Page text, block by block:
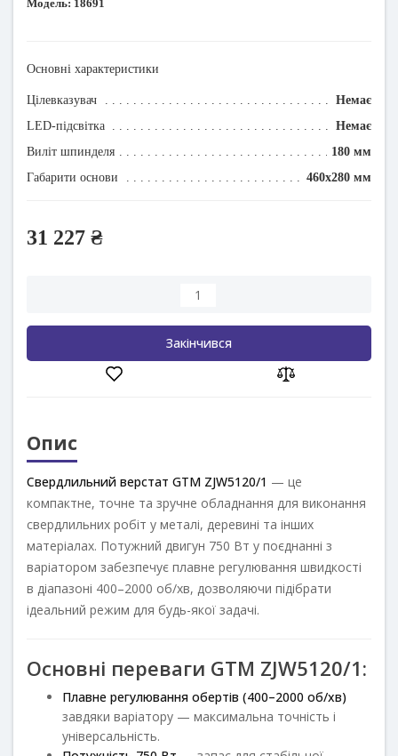
Модель: 18691
Основні характеристики
Цілевказувач
Немає
LED-підсвітка
Немає
Виліт шпинделя
180 мм
Габарити основи
460x280 мм
31 227 ₴
Закінчився
Опис
Свердлильний верстат GTM ZJW5120/1 — це
компактне, точне та зручне обладнання для виконання
свердлильних робіт у металі, деревині та інших
матеріалах. Потужний двигун 750 Вт у поєднанні з
варіатором забезпечує плавне регулювання швидкості
в діапазоні 400–2000 об/хв, дозволяючи підібрати
ідеальний режим для будь-якої задачі.
Основні переваги GTM ZJW5120/1:
Плавне регулювання обертів (400–2000 об/хв)
завдяки варіатору — максимальна точність і
універсальність.